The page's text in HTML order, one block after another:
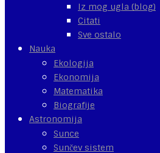
Iz mog ugla (blog)
Citati
Sve ostalo
Nauka
Ekologija
Ekonomija
Matematika
Biografije
Astronomija
Sunce
Sunčev sistem